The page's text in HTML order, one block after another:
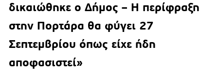
δικαιώθηκε ο Δήμος – Η περίφραξη
στην Πορτάρα θα φύγει 27
Σεπτεμβρίου όπως είχε ήδη
αποφασιστεί»